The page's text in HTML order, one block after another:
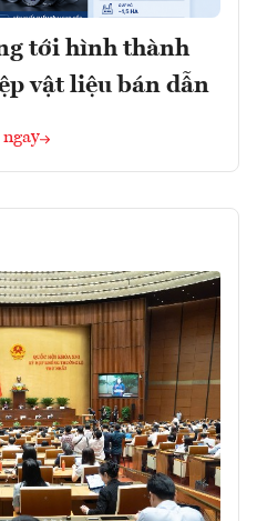
tới hình thành
vật liệu bán dẫn